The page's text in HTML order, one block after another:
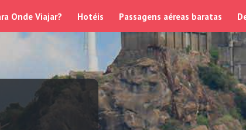
Onde Viajar? Hotéis Passagens aéreas baratas